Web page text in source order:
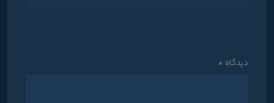
دیدگاه *